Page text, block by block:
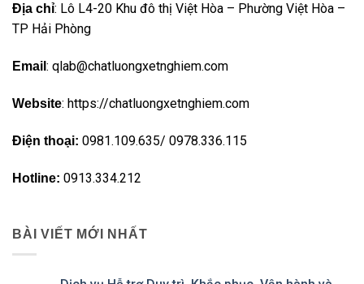
Địa chỉ: Lô L4-20 Khu đô thị Việt Hòa – Phường Việt Hòa –
TP Hải Phòng
Email : qlab@chatluongxetnghiem.com
Website: https://chatluongxetnghiem.com
Điện thoại: 0981.109.635/ 0978.336.115
Hotline: 0913.334.212
BÀI VIẾT MỚI NHẤT